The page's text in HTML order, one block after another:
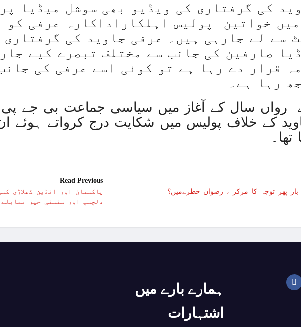
کی گرفتاری کی ویڈیو بھی سوشل میڈیا
خواتین پولیس اہلکاراداکارہ عرفی کو
سے لے جارہی ہیں۔ عرفی جاوید کی گرفتاری
صارفین کی جانب سے مختلف تبصرے کیے
قرار دے رہا ہے تو کوئی اسے عرفی کی
رہا ہے۔
رواں سال کے آغاز میں سیاسی جماعت بی جے پی
کے خلاف پولیس میں شکایت درج کرواتے ہوئے
تھا۔
Read Previous
پاکستان اور انڈین کھلاڑی
دلچسپ اور سنسنی خیز
بار پھر توجہ کا مرکز ، رضوان خطرےمیں؟
ہمارے بارے میں
اشتہارات